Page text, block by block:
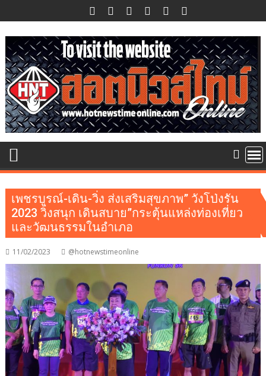
to
content
เพชรบูรณ์-เดิน-วิ่ง ส่งเสริมสุขภาพ” วังโป่งรัน
2023 วิ่งสนุก เดินสบาย”กระตุ้นแหล่งท่องเที่ยว
และวัฒนธรรมในอำเภอ
11/02/2023 @hotnewstimeonline